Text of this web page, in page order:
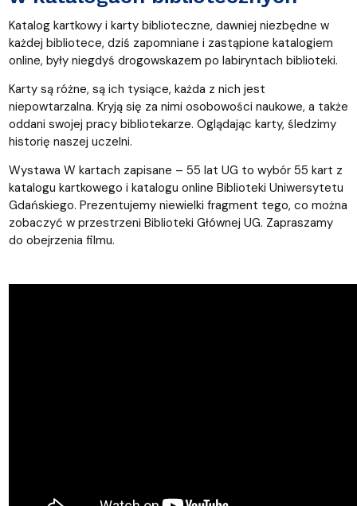
Katalog kartkowy i karty biblioteczne, dawniej niezbędne w
każdej bibliotece, dziś zapomniane i zastąpione katalogiem
online, były niegdyś drogowskazem po labiryntach biblioteki.
Karty są różne, są ich tysiące, każda z nich jest
niepowtarzalna. Kryją się za nimi osobowości naukowe, a także
oddani swojej pracy bibliotekarze. Oglądając karty, śledzimy
historię naszej uczelni.
Wystawa W kartach zapisane – 55 lat UG to wybór 55 kart z
katalogu kartkowego i katalogu online Biblioteki Uniwersytetu
Gdańskiego. Prezentujemy niewielki fragment tego, co można
zobaczyć w przestrzeni Biblioteki Głównej UG. Zapraszamy
do obejrzenia filmu.